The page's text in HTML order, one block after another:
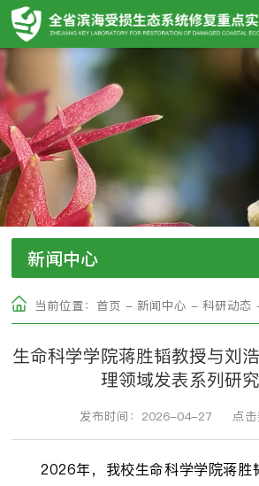
新闻中心
当前位置： 首页 -新闻中心 -科研动态
生命科学学院蒋胜韬教授与刘
理领域发表系列研
发布时间：2026-04-27 点击
2026年，我校生命科学学院蒋胜